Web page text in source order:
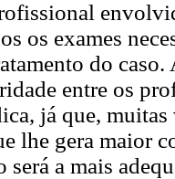
os exames
do
entre os
já que,
lhe gera maior
será a mais